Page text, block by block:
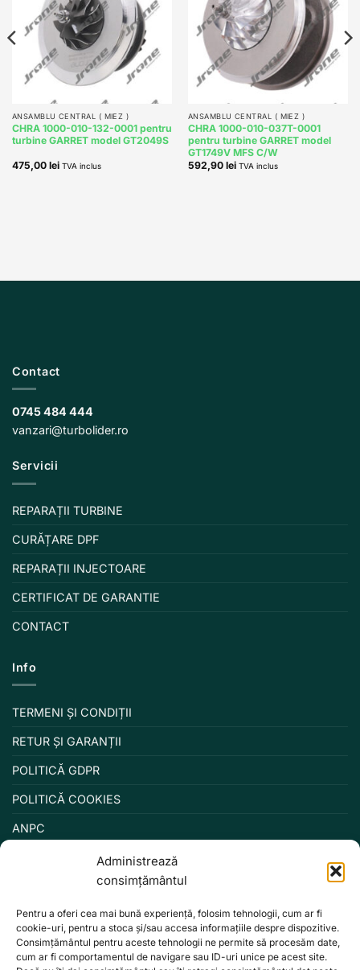
Administrează
consimțământul
Pentru a oferi cea mai bună experiență, folosim tehnologii, cum ar fi
cookie-uri, pentru a stoca și/sau accesa informațiile despre dispozitive.
Consimțământul pentru aceste tehnologii ne permite să procesăm date,
cum ar fi comportamentul de navigare sau ID-uri unice pe acest site.
ANSAMBLU CENTRAL ( MIEZ )
CHRA 1000-010-132-0001 pentru
turbine GARRET model GT2049S
475,00 lei TVA inclus
ANSAMBLU CENTRAL ( MIEZ )
CHRA 1000-010-037T-0001
pentru turbine GARRET model
GT1749V MFS C/W
592,90 lei TVA inclus
Contact
0745 484 444
vanzari@turbolider.ro
Servicii
REPARAȚII TURBINE
CURĂȚARE DPF
REPARAȚII INJECTOARE
CERTIFICAT DE GARANTIE
CONTACT
Info
TERMENI ȘI CONDIȚII
RETUR ȘI GARANȚII
POLITICĂ GDPR
POLITICĂ COOKIES
ANPC